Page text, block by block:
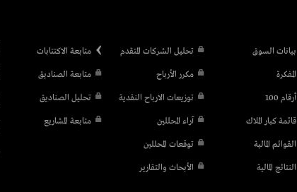
بيانات السوق
المفكرة
أرقام 100
قائمة كبار الملاك
القوائم المالية
النتائج المالية
تحليل الشركات المتقدم
مكرر الأرباح
توزيعات الارباح النقدية
آراء المحللين
توقعات المحللين
الأبحاث والتقارير
متابعة الاكتتابات
متابعة الصناديق
تحليل الصناديق
متابعة المشاريع